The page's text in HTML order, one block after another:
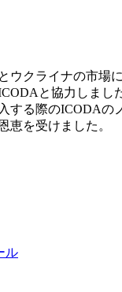
ウクライナの市場
と協力しまし
する際のICODAの
恵を受けました。
ル